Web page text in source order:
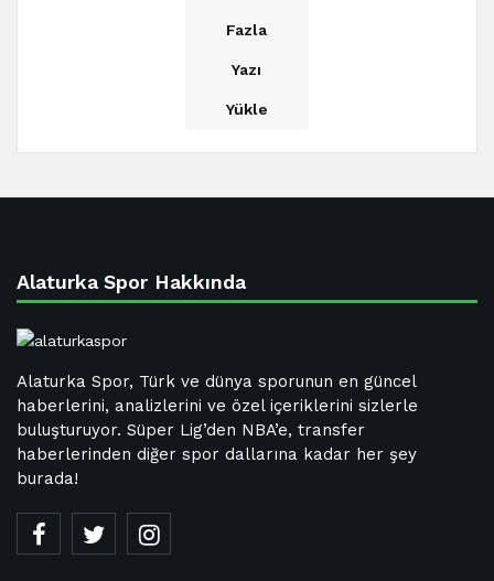
Fazla
Yazı
Yükle
Alaturka Spor Hakkında
Alaturka Spor, Türk ve dünya sporunun en güncel
haberlerini, analizlerini ve özel içeriklerini sizlerle
buluşturuyor. Süper Lig’den NBA’e, transfer
haberlerinden diğer spor dallarına kadar her şey
burada!